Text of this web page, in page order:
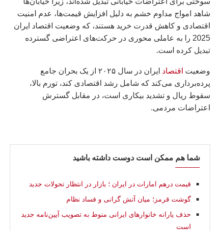
شاهد امواج مداوم خشم به دلیل افزایش قیمت‌ها، عدم امنیت
اقتصادی و کاهش قدرت خرید هستند، که وضعیت اقتصاد ایران
2025 را به عاملی محوری در حرکت‌های اعتراضی گسترده
تبدیل کرده است.
وضعیت اقتصاد
ایران در سال ۲۰۲۵ از یک بحران جامع
پرده‌برداری می‌کند که شامل رشد اقتصادی کند، تورم بالا،
سقوط ریال و تشدید بیکاری است، در مقابل گسترش
اعتراضات مردمی.
شما هم ممکن است دوست داشته باشید
قیمت درهم امارات در ایران ؛ بازار در انتظار تحولات جدید
گوشت قرمز؛ میان آتش گرانی و فساد نظام
حذف یارانه خانوارهای ایرانی منوط به تصویب آیین‌نامه جدید
است